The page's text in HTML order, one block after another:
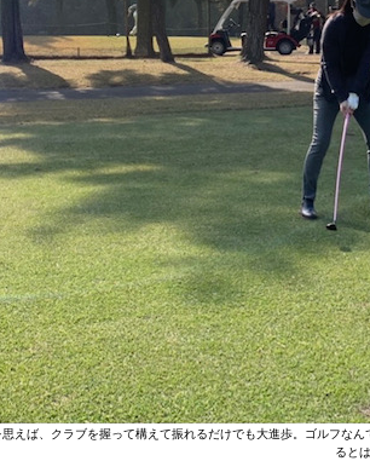
えば、クラブを握って構えて振れるだけでも大進歩。ゴルフな
るとは